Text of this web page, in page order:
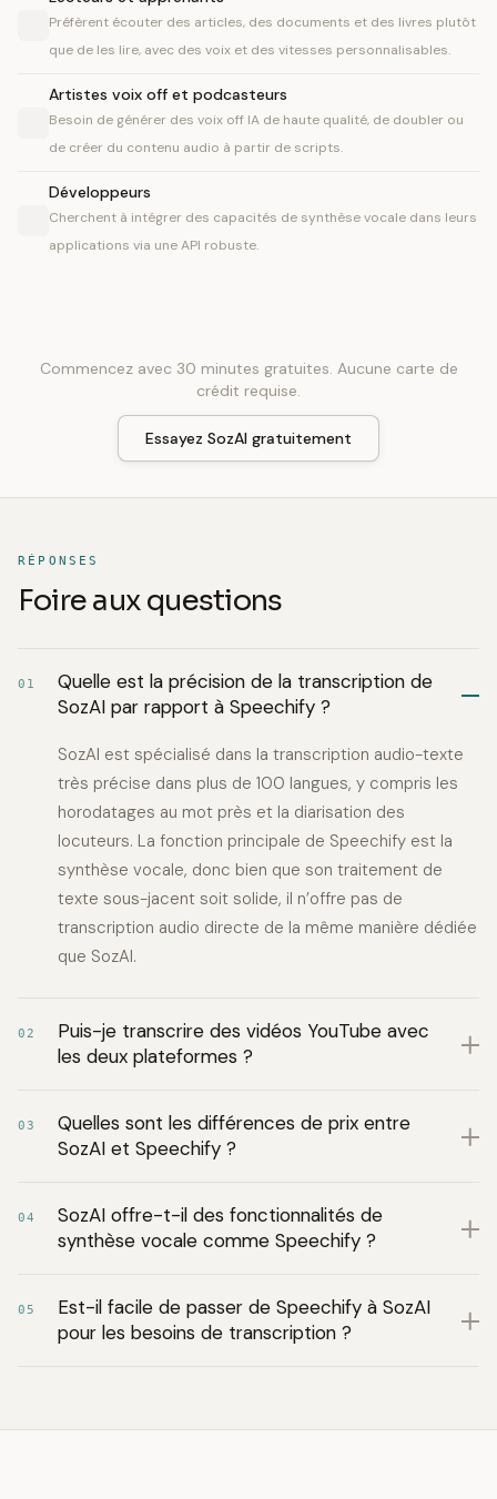
Préfèrent écouter des articles, des documents et des livres plutôt
que de les lire, avec des voix et des vitesses personnalisables.
Artistes voix off et podcasteurs
Besoin de générer des voix off IA de haute qualité, de doubler ou
de créer du contenu audio à partir de scripts.
Développeurs
Cherchent à intégrer des capacités de synthèse vocale dans leurs
applications via une API robuste.
Commencez avec 30 minutes gratuites. Aucune carte de
crédit requise.
Essayez SozAI gratuitement
RÉPONSES
Foire aux questions
01
Quelle est la précision de la transcription de
SozAI par rapport à Speechify ?
SozAI est spécialisé dans la transcription audio-texte
très précise dans plus de 100 langues, y compris les
horodatages au mot près et la diarisation des
locuteurs. La fonction principale de Speechify est la
synthèse vocale, donc bien que son traitement de
texte sous-jacent soit solide, il n’offre pas de
transcription audio directe de la même manière dédiée
que SozAI.
02
Puis-je transcrire des vidéos YouTube avec
les deux plateformes ?
03
Quelles sont les différences de prix entre
SozAI et Speechify ?
04
SozAI offre-t-il des fonctionnalités de
synthèse vocale comme Speechify ?
05
Est-il facile de passer de Speechify à SozAI
pour les besoins de transcription ?